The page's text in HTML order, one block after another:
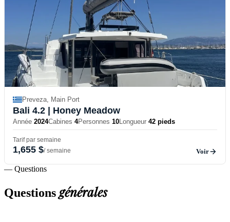
Preveza, Main Port
Bali 4.2 | Honey Meadow
Année 2024Cabines 4Personnes 10Longueur 42 pieds
Tarif par semaine
1,655 $/ semaine Voir
— Questions
Questionsgénérales